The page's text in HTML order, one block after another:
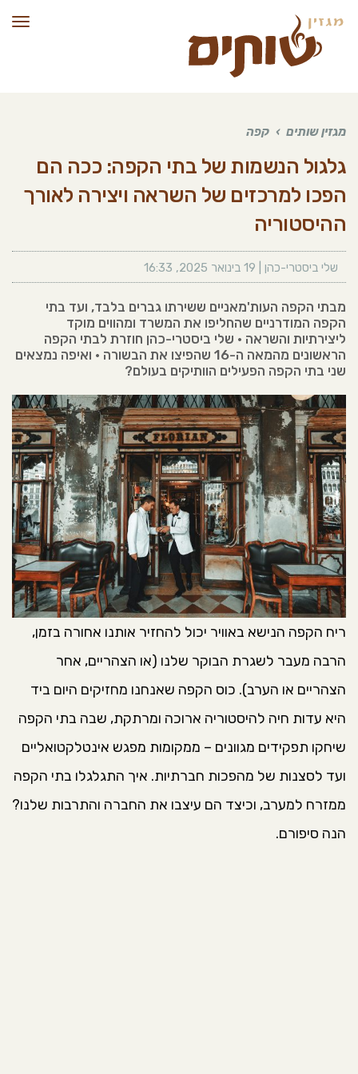
מגזין שותים › קפה
גלגול הנשמות של בתי הקפה: ככה הם
הפכו למרכזים של השראה ויצירה לאורך
ההיסטוריה
שלי ביסטרי-כהן 19 בינואר 2025 ,
16:33
מבתי הקפה העות'מאניים ששירתו גברים בלבד, ועד בתי
הקפה המודרניים שהחליפו את המשרד ומהווים מוקד
ליצירתיות והשראה • שלי ביסטרי-כהן חוזרת לבתי הקפה
הראשונים מהמאה ה-16 שהפיצו את הבשורה • ואיפה נמצאים
שני בתי הקפה הפעילים הוותיקים בעולם?
ריח הקפה הנישא באוויר יכול להחזיר אותנו אחורה בזמן,
הרבה מעבר לשגרת הבוקר שלנו (או הצהריים, אחר
הצהריים או הערב). כוס הקפה שאנחנו מחזיקים היום ביד
היא עדות חיה להיסטוריה ארוכה ומרתקת, שבה בתי הקפה
שיחקו תפקידים מגוונים – ממקומות מפגש אינטלקטואליים
ועד לסצנות של מהפכות חברתיות. איך התגלגלו בתי הקפה
ממזרח למערב, וכיצד הם עיצבו את החברה והתרבות שלנו?
הנה סיפורם.